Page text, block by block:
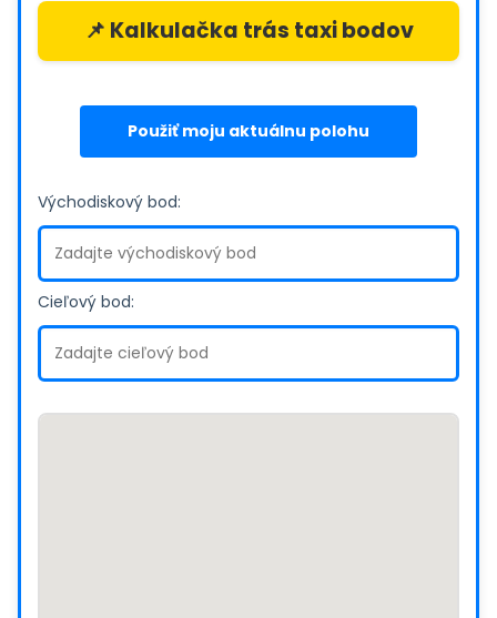
📌 Kalkulačka trás taxi bodov
Použiť moju aktuálnu polohu
Východiskový bod:
Cieľový bod: